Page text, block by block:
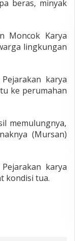
beras, minyak
Moncok Karya
lingkungan
karya
ke perumahan
memulungnya,
(Mursan)
karya
kondisi tua.